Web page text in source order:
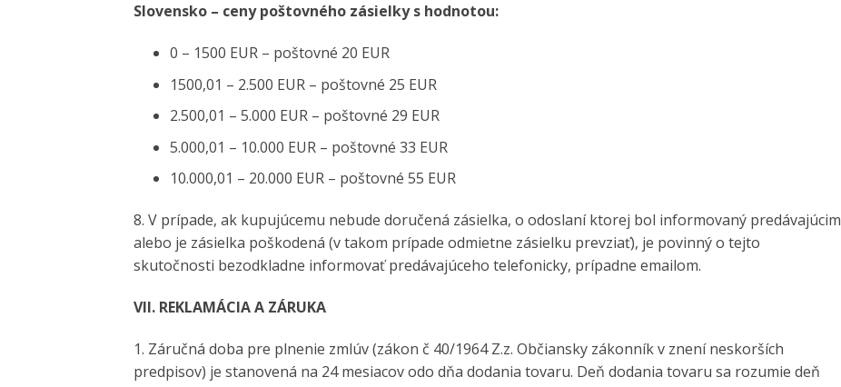
Slovensko – ceny poštovného zásielky s hodnotou:
0 – 1500 EUR – poštovné 20 EUR
1500,01 – 2.500 EUR – poštovné 25 EUR
2.500,01 – 5.000 EUR – poštovné 29 EUR
5.000,01 – 10.000 EUR – poštovné 33 EUR
10.000,01 – 20.000 EUR – poštovné 55 EUR
8. V prípade, ak kupujúcemu nebude doručená zásielka, o odoslaní ktorej bol informovaný predávajúcim
alebo je zásielka poškodená (v takom prípade odmietne zásielku prevziať), je povinný o tejto
skutočnosti bezodkladne informovať predávajúceho telefonicky, prípadne emailom.
VII. REKLAMÁCIA A ZÁRUKA
1. Záručná doba pre plnenie zmlúv (zákon č 40/1964 Z.z. Občiansky zákonník v znení neskorších
predpisov) je stanovená na 24 mesiacov odo dňa dodania tovaru. Deň dodania tovaru sa rozumie deň